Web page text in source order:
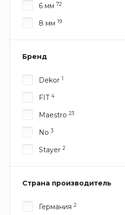
6 мм 72
8 мм 19
Бренд
Dekor 1
FIT 4
Maestro 23
No3
Stayer 2
Страна производитель
Германия 2